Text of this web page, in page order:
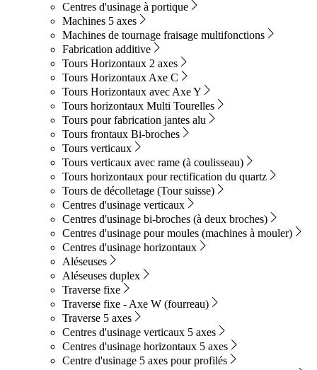
Centres d'usinage à portique
Machines 5 axes
Machines de tournage fraisage multifonctions
Fabrication additive
Tours Horizontaux 2 axes
Tours Horizontaux Axe C
Tours Horizontaux avec Axe Y
Tours horizontaux Multi Tourelles
Tours pour fabrication jantes alu
Tours frontaux Bi-broches
Tours verticaux
Tours verticaux avec rame (à coulisseau)
Tours horizontaux pour rectification du quartz
Tours de décolletage (Tour suisse)
Centres d'usinage verticaux
Centres d'usinage bi-broches (à deux broches)
Centres d'usinage pour moules (machines à mouler)
Centres d'usinage horizontaux
Aléseuses
Aléseuses duplex
Traverse fixe
Traverse fixe - Axe W (fourreau)
Traverse 5 axes
Centres d'usinage verticaux 5 axes
Centres d'usinage horizontaux 5 axes
Centre d'usinage 5 axes pour profilés